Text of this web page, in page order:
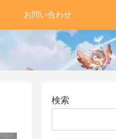
お問い合わせ
検索